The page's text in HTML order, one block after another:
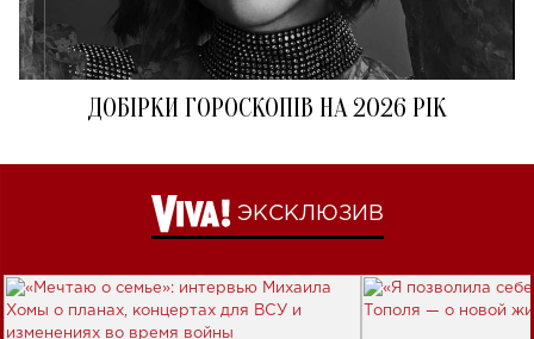
ДОБІРКИ ГОРОСКОПІВ НА 2026 РІК
ЭКСКЛЮЗИВ